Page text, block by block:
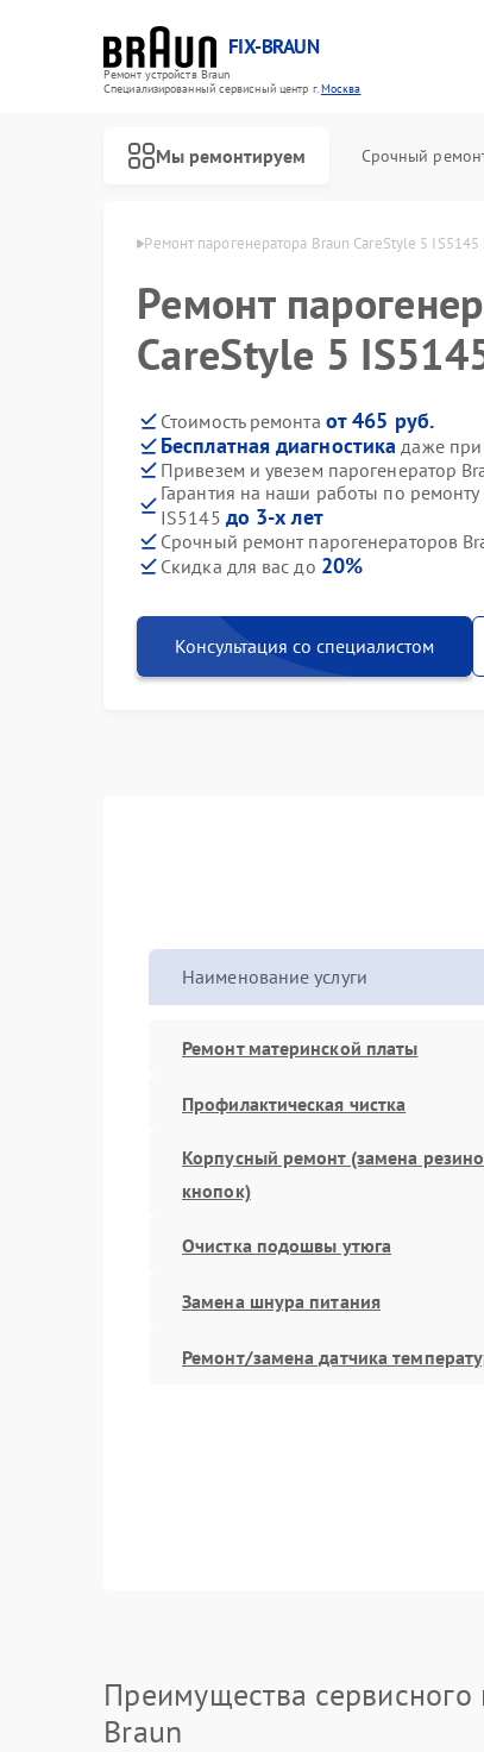
FIX-BRAUN
Ремонт устройств Braun
Специализированный cервисный центр г.Москва
Мы ремонтируем Срочный
Braun в Москве Ремонт парогенератора Braun CareStyle 5
Ремонт
CareStyle 5
Стоимость ремонта от 465 руб.
Бесплатная диагностика даже при
Привезем и увезем парогенератор
Гарантия на наши работы по
IS5145 до 3-х лет
Срочный ремонт парогенераторов
Скидка для вас до 20%
Консультация со специалистом
Наименование услуги
Ремонт материнской платы
Профилактическая чистка
Корпусный ремонт (замена
кнопок)
Очистка подошвы утюга
Замена шнура питания
Ремонт/замена датчика
Преимущества сервисного
Braun